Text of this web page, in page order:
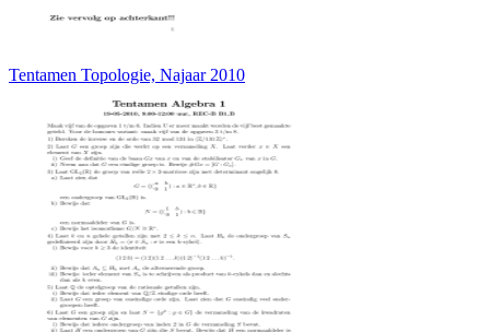
Tentamen Topologie, Najaar 2010